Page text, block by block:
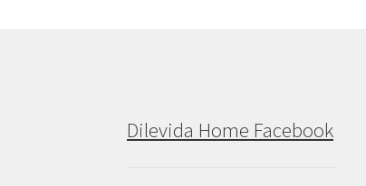
Dilevida Home Facebook